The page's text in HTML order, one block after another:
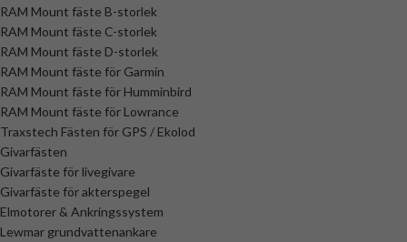
RAM Mount fäste B-storlek
RAM Mount fäste C-storlek
RAM Mount fäste D-storlek
RAM Mount fäste för Garmin
RAM Mount fäste för Humminbird
RAM Mount fäste för Lowrance
Traxstech Fästen för GPS / Ekolod
Givarfästen
Givarfäste för livegivare
Givarfäste för akterspegel
Elmotorer & Ankringssystem
Lewmar grundvattenankare